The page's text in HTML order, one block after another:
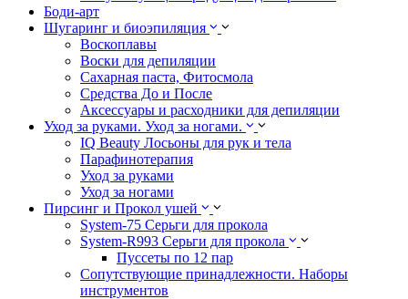
Боди-арт
Шугаринг и биоэпиляция
Воскоплавы
Воски для депиляции
Сахарная паста, Фитосмола
Средства До и После
Аксессуары и расходники для депиляции
Уход за руками. Уход за ногами.
IQ Beauty Лосьоны для рук и тела
Парафинотерапия
Уход за руками
Уход за ногами
Пирсинг и Прокол ушей
System-75 Серьги для прокола
System-R993 Серьги для прокола
Пуссеты по 12 пар
Cопутствующие принадлежности. Наборы
инструментов